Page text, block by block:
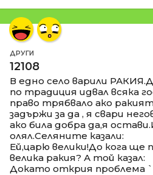
ДРУГИ
12108
В едно село варили
по традиция идвал всяка
право трябвало ако
задържи за да , я свари
ако била добра да,я
олял.Селяните казали:
Ей,царю велики!До кога
велика ракия? А той казал:
Докато открия проблема